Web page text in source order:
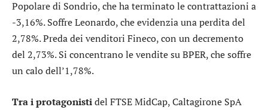
Popolare di Sondrio, che ha terminato le contrattazioni a
-3,16%. SoffreLeonardo, che evidenzia una perdita del
2,78%. Preda dei venditori Fineco, con un decremento
del 2,73%. Si concentrano le vendite suBPER, che soffre
un calo dell’1,78%.
Tra i protagonistidel FTSE MidCap,Caltagirone SpA